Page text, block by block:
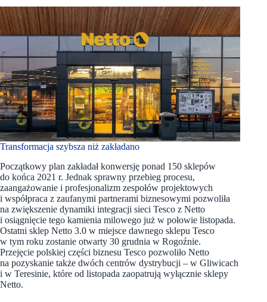
Transformacja szybsza niż zakładano
Początkowy plan zakładał konwersję ponad 150 sklepów
do końca 2021 r. Jednak sprawny przebieg procesu,
zaangażowanie i profesjonalizm zespołów projektowych
i współpraca z zaufanymi partnerami biznesowymi pozwoliła
na zwiększenie dynamiki integracji sieci Tesco z Netto
i osiągnięcie tego kamienia milowego już w połowie listopada.
Ostatni sklep Netto 3.0 w miejsce dawnego sklepu Tesco
w tym roku zostanie otwarty 30 grudnia w Rogoźnie.
Przejęcie polskiej części biznesu Tesco pozwoliło Netto
na pozyskanie także dwóch centrów dystrybucji – w Gliwicach
i w Teresinie, które od listopada zaopatrują wyłącznie sklepy
Netto.